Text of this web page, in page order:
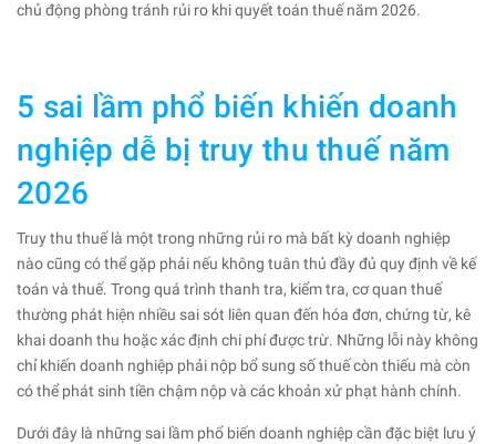
chủ động phòng tránh rủi ro khi quyết toán thuế năm 2026.
5 sai lầm phổ biến khiến doanh
nghiệp dễ bị truy thu thuế năm
2026
Truy thu thuế là một trong những rủi ro mà bất kỳ doanh nghiệp
nào cũng có thể gặp phải nếu không tuân thủ đầy đủ quy định về kế
toán và thuế. Trong quá trình thanh tra, kiểm tra, cơ quan thuế
thường phát hiện nhiều sai sót liên quan đến hóa đơn, chứng từ, kê
khai doanh thu hoặc xác định chi phí được trừ. Những lỗi này không
chỉ khiến doanh nghiệp phải nộp bổ sung số thuế còn thiếu mà còn
có thể phát sinh tiền chậm nộp và các khoản xử phạt hành chính.
Dưới đây là những sai lầm phổ biến doanh nghiệp cần đặc biệt lưu ý